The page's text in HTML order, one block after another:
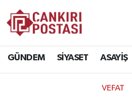
GÜNDEM SİYASET ASAYİŞ
VEFAT